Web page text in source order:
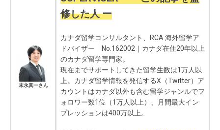
末永真一さん
修した人 ー
カナダ留学コンサルタント、RCA 海外留学ア
ドバイザー No.162002｜カナダ在住20年以上
のカナダ留学専門家。
現在までサポートしてきた留学生数は1万人以
上。カナダ留学情報を発信するX（Twitter）ア
カウントはカナダ以外も含む留学ジャンルでフ
ォロワー数1位（1万人以上）、月間最大イン
プレッションは400万以上。